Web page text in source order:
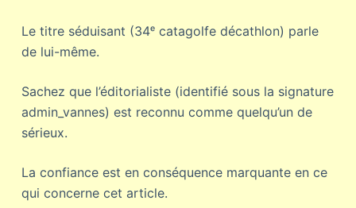
uLe titre séduisant (34ᵉ catagolfe décathlon) parle
de lui-même.
Sachez que l’éditorialiste (identifié sous la signature
admin_vannes) est reconnu comme quelqu’un de
sérieux.
La confiance est en conséquence marquante en ce
qui concerne cet article.